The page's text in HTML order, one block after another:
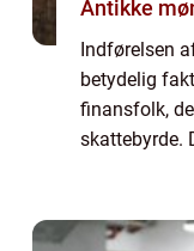
Antikke
Indførelsen
betydelig
finansfolk,
skattebyrde.
med...